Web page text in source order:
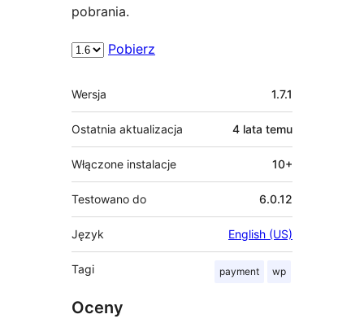
pobrania.
Pobierz
Meta
Wersja 1.7.1
Ostatnia aktualizacja 4 lata temu
Włączone instalacje 10+
Testowano do 6.0.12
Język English (US)
Tagi payment wp
Oceny